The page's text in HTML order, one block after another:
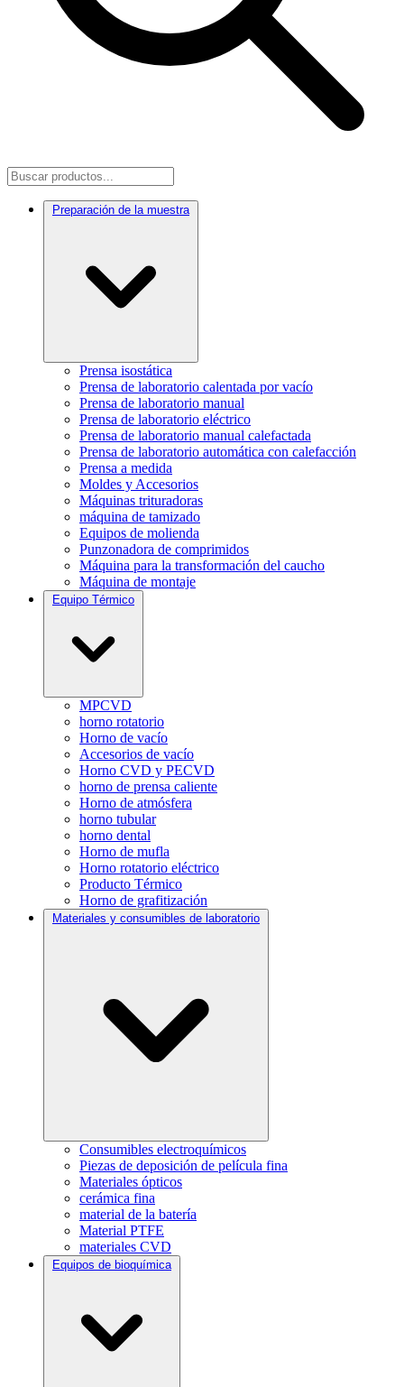
Preparación de la muestra
Prensa isostática
Prensa de laboratorio calentada por vacío
Prensa de laboratorio manual
Prensa de laboratorio eléctrico
Prensa de laboratorio manual calefactada
Prensa de laboratorio automática con calefacción
Prensa a medida
Moldes y Accesorios
Máquinas trituradoras
máquina de tamizado
Equipos de molienda
Punzonadora de comprimidos
Máquina para la transformación del caucho
Máquina de montaje
Equipo Térmico
MPCVD
horno rotatorio
Horno de vacío
Accesorios de vacío
Horno CVD y PECVD
horno de prensa caliente
Horno de atmósfera
horno tubular
horno dental
Horno de mufla
Horno rotatorio eléctrico
Producto Térmico
Horno de grafitización
Materiales y consumibles de laboratorio
Consumibles electroquímicos
Piezas de deposición de película fina
Materiales ópticos
cerámica fina
material de la batería
Material PTFE
materiales CVD
Equipos de bioquímica